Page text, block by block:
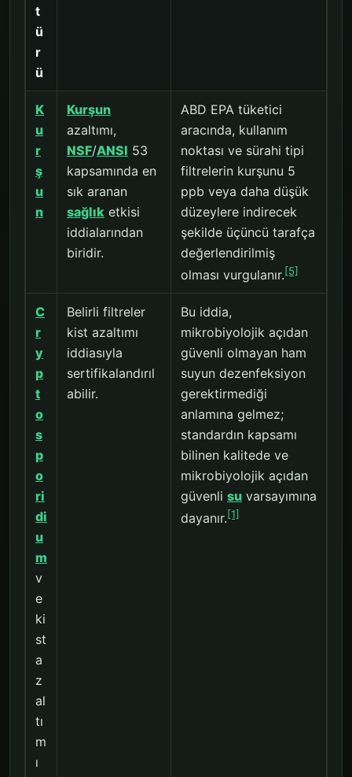
t
ü
r
ü
K
u
r
ş
u
n
Kurşun
azaltımı,
NSF/ANSI 53
kapsamında en
sık aranan
sağlık etkisi
iddialarından
biridir.
ABD EPA tüketici
aracında, kullanım
noktası ve sürahi tipi
filtrelerin kurşunu 5
ppb veya daha düşük
düzeylere indirecek
şekilde üçüncü tarafça
değerlendirilmiş
olması vurgulanır.[5]
C
r
y
p
t
o
s
p
o
ri
di
u
m
v
e
ki
st
a
z
al
tı
m
ı
Belirli filtreler
kist azaltımı
iddiasıyla
sertifikalandırıl
abilir.
Bu iddia,
mikrobiyolojik açıdan
güvenli olmayan ham
suyun dezenfeksiyon
gerektirmediği
anlamına gelmez;
standardın kapsamı
bilinen kalitede ve
mikrobiyolojik açıdan
güvenli su varsayımına
dayanır.[1]